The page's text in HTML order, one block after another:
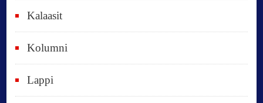
i
k
i
p
Kalaasit
Kolumni
Lappi